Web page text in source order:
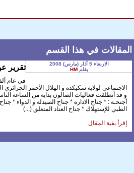
المقالات في هذا القسم
الاربعاء 5 آذار (مارس) 2008
بقلم HM تقرير
في عام
الاجتماعي لولاية سكيكدة و الهلال الأحمر
و قد أنطلقت فعاليات الصالون بداية من الساعة
أجنحـة : * جناح الادارة * جناح الصيدلة و الدواء *
الطبي للإستهلاك * جناح العتاد المتعلق (...)
إقرأ بقية المقال